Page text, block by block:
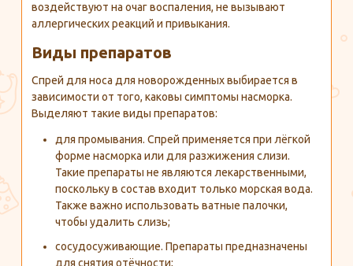
воздействуют на очаг воспаления, не вызывают
аллергических реакций и привыкания.
Виды препаратов
Спрей для носа для новорожденных выбирается в
зависимости от того, каковы симптомы насморка.
Выделяют такие виды препаратов:
для промывания. Спрей применяется при лёгкой
форме насморка или для разжижения слизи.
Такие препараты не являются лекарственными,
поскольку в состав входит только морская вода.
Также важно использовать ватные палочки,
чтобы удалить слизь;
сосудосуживающие. Препараты предназначены
для снятия отёчности;